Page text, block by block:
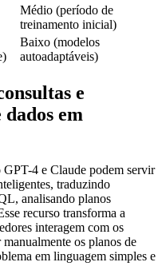
Médio (período de
treinamento inicial)
Baixo (modelos
autoadaptáveis)
e
em
4 e Claude podem servir
traduzindo
analisando planos
recurso transforma a
interagem com os
os planos de
em linguagem simples e